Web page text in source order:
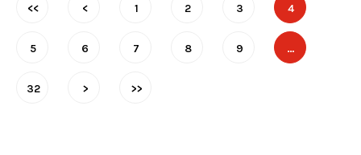
<< < 1 2 3 4
5 6 7 8 9 …
32 > >>